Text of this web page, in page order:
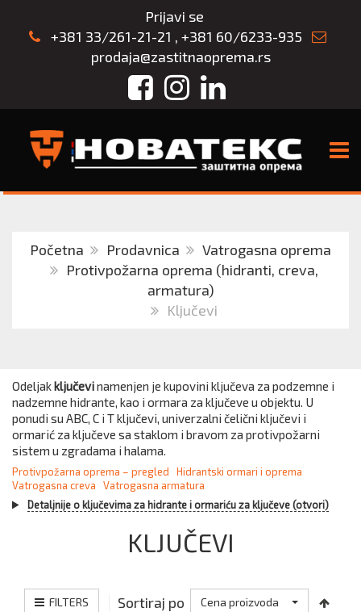
Prijavi se
+381 33/261-21-21 , +381 60/6233-935
prodaja@zastitnaoprema.rs
FacebookInstagram
LinkedIn
Početna Prodavnica
Vatrogasna oprema
Protivpožarna oprema (hidranti, creva,
armatura)
Ključevi
Odeljak ključevinamenjen je kupovini ključeva za podzemne i
nadzemne hidrante, kao i ormara za ključeve u objektu. U
ponudi su ABC, C i T ključevi, univerzalni čelični ključevi i
ormarić za ključeve sa staklom i bravom za protivpožarni
sistem u zgradama i halama.
Protivpožarna oprema – pregled
Hidrantski ormari i oprema
Vatrogasna creva
Vatrogasna armatura
Detaljnije o ključevima za hidrante i ormariću za ključeve (otvori)
KLJUČEVI
FILTERS Sortiraj po Cena proizvoda